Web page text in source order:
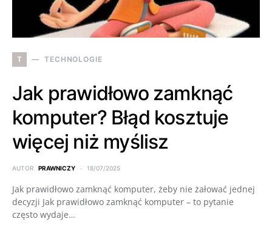
T TECHNOLOGIE
Jak prawidłowo zamknąć
komputer? Błąd kosztuje
więcej niż myślisz
AUTOR PRAWNICZY 18/07/2025
Jak prawidłowo zamknąć komputer, żeby nie żałować jednej
decyzji Jak prawidłowo zamknąć komputer – to pytanie
często wydaje…